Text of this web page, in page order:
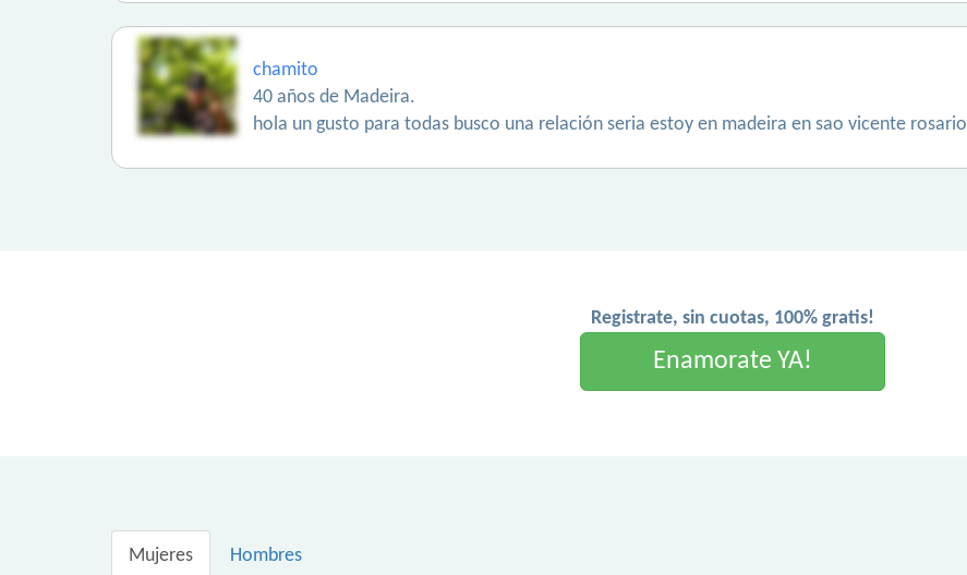
chamito
40 años de Madeira.
hola un gusto para todas busco una relación seria estoy en madeira en sao vicente rosario
Registrate, sin cuotas, 100% gratis!
Enamorate YA!
Mujeres Hombres